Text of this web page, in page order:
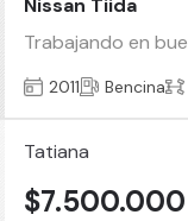
Nissan Tiida
Trabajando en
2011 Bencina
Tatiana
$7.500.000